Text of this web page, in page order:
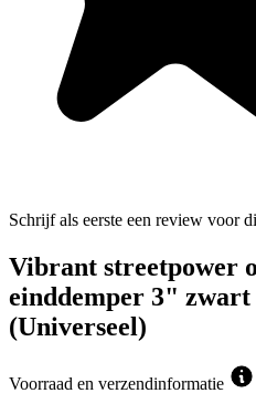
Schrijf als eerste een review voor
Vibrant streetpower
einddemper 3"
(Universeel)
Voorraad en verzendinformatie